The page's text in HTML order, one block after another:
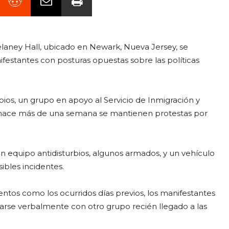
Hall, ubicado en Newark, Nueva Jersey, se
con posturas opuestas sobre las políticas
un grupo en apoyo al Servicio de Inmigración y
más de una semana se mantienen protestas por
equipo antidisturbios, algunos armados, y un vehículo
incidentes.
como los ocurridos días previos, los manifestantes
verbalmente con otro grupo recién llegado a las